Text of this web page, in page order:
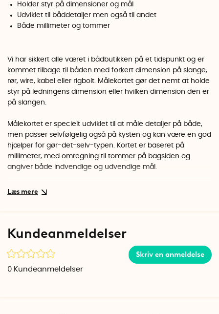
Holder styr på dimensioner og mål
Udviklet til båddetaljer men også til andet
Både millimeter og tommer
Vi har sikkert alle været i bådbutikken på et tidspunkt og er
kommet tilbage til båden med forkert dimension på slange,
rør, wire, kabel eller rigbolt. Målekortet gør det nemt at holde
styr på ledningens dimension eller hvilken dimension den er
på slangen.
Målekortet er specielt udviklet til at måle detaljer på både,
men passer selvfølgelig også på kysten og kan være en god
hjælper for gør-det-selv-typen. Kortet er baseret på
millimeter, med omregning til tommer på bagsiden og
angiver både indvendige og udvendige mål.
Kundeanmeldelser
Skriv en anmeldelse
0 Kundeanmeldelser